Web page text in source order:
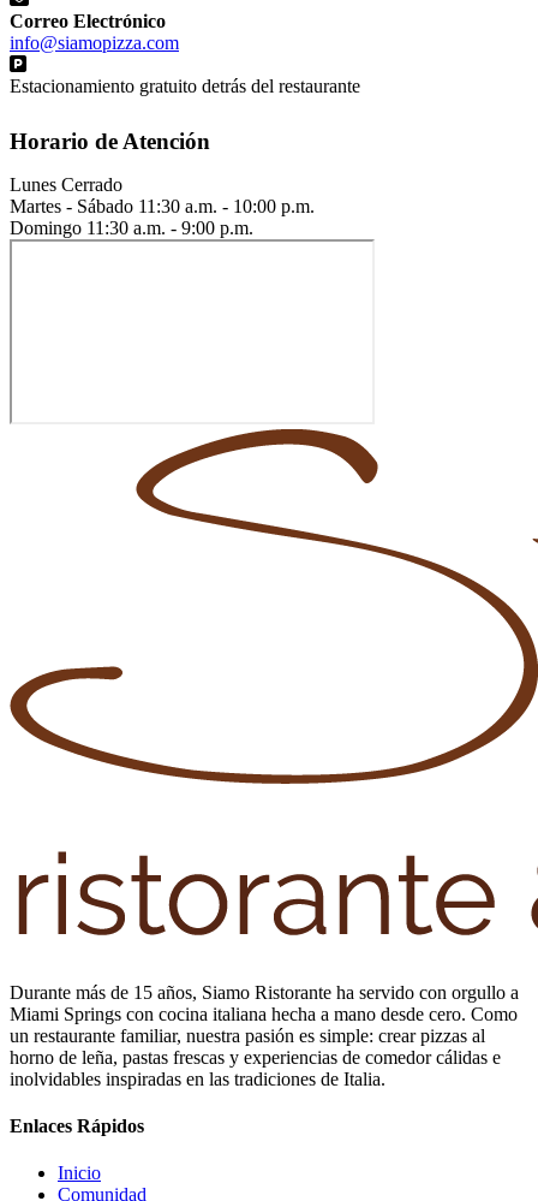
Correo Electrónico
info@siamopizza.com
Estacionamiento gratuito detrás del restaurante
Horario de Atención
Lunes Cerrado
Martes - Sábado 11:30 a.m. - 10:00 p.m.
Domingo 11:30 a.m. - 9:00 p.m.
Durante más de 15 años, Siamo Ristorante ha servido con orgullo a
Miami Springs con cocina italiana hecha a mano desde cero. Como
un restaurante familiar, nuestra pasión es simple: crear pizzas al
horno de leña, pastas frescas y experiencias de comedor cálidas e
inolvidables inspiradas en las tradiciones de Italia.
Enlaces Rápidos
Inicio
Comunidad